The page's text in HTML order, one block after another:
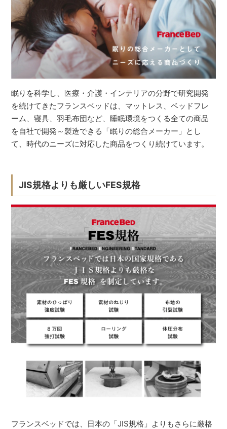
眠りを科学し、医療・介護・インテリアの分野で研究開発
を続けてきたフランスベッドは、マットレス、ベッドフレ
ーム、寝具、羽毛布団など、睡眠環境をつくる全ての商品
を自社で開発～製造できる「眠りの総合メーカー」とし
て、時代のニーズに対応した商品をつくり続けています。
JIS規格よりも厳しいFES規格
フランスベッドでは、日本の「JIS規格」よりもさらに厳格